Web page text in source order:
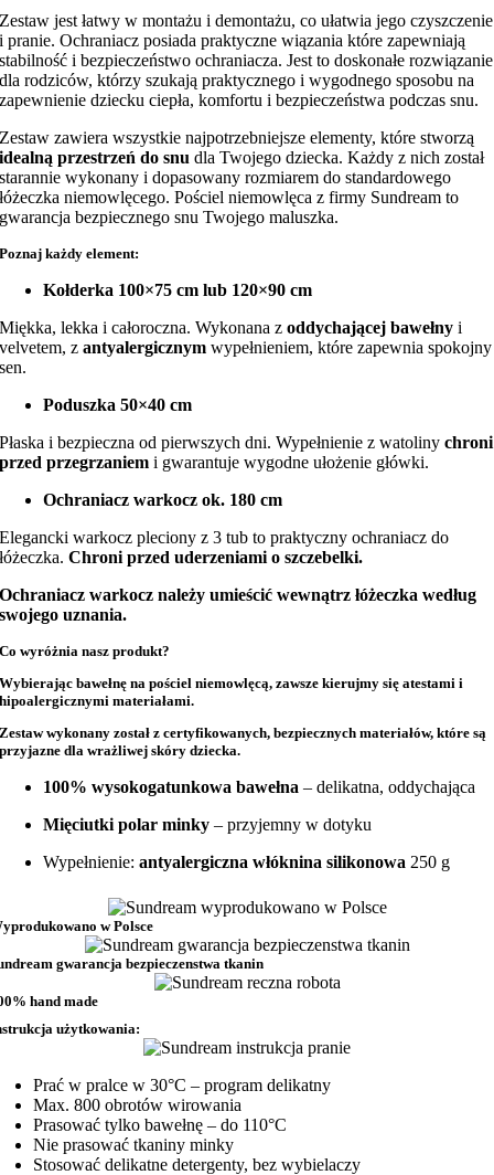
Zestaw jest łatwy w montażu i demontażu, co ułatwia jego czyszczenie
i pranie. Ochraniacz posiada praktyczne wiązania które zapewniają
stabilność i bezpieczeństwo ochraniacza. Jest to doskonałe rozwiązanie
dla rodziców, którzy szukają praktycznego i wygodnego sposobu na
zapewnienie dziecku ciepła, komfortu i bezpieczeństwa podczas snu.
Zestaw zawiera wszystkie najpotrzebniejsze elementy, które stworzą
idealną przestrzeń do snu dla Twojego dziecka. Każdy z nich został
starannie wykonany i dopasowany rozmiarem do standardowego
łóżeczka niemowlęcego. Pościel niemowlęca z firmy Sundream to
gwarancja bezpiecznego snu Twojego maluszka.
Poznaj każdy element:
Kołderka 100×75 cm lub 120×90 cm
Miękka, lekka i całoroczna. Wykonana zoddychającej bawełny i
velvetem, zantyalergicznym wypełnieniem, które zapewnia spokojny
sen.
Poduszka 50×40 cm
Płaska i bezpieczna od pierwszych dni. Wypełnienie z watolinychroni
przed przegrzaniem i gwarantuje wygodne ułożenie główki.
Ochraniacz warkocz ok. 180 cm
Elegancki warkocz pleciony z 3 tub to praktyczny ochraniacz do
łóżeczka.Chroni przed uderzeniami o szczebelki.
Ochraniacz warkocz należy umieścić wewnątrz łóżeczka według
swojego uznania.
Co wyróżnia nasz produkt?
Wybierając bawełnę napościel niemowlęcą, zawsze kierujmy się atestami i
hipoalergicznymi materiałami.
Zestaw wykonany został zcertyfikowanych, bezpiecznych materiałów, które są
przyjazne dla wrażliwej skóry dziecka.
100% wysokogatunkowa bawełna – delikatna, oddychająca
Mięciutki polar minky – przyjemny w dotyku
Wypełnienie:antyalergiczna włóknina silikonowa 250 g
w Polsce
gwarancja bezpieczenstwa tkanin
hand made
użytkowania:
Prać w pralce w 30°C – program delikatny
Max. 800 obrotów wirowania
Prasować tylko bawełnę – do 110°C
Nie prasować tkaniny minky
Stosować delikatne detergenty, bez wybielaczy